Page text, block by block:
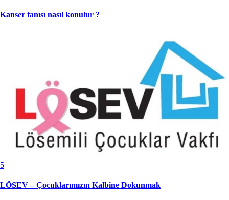
Kanser tanısı nasıl konulur ?
5
LÖSEV – Çocuklarımızın Kalbine Dokunmak